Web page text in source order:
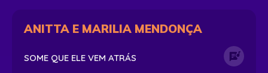
ANITTA E MARILIA MENDONÇA
SOME QUE ELE VEM ATRÁS